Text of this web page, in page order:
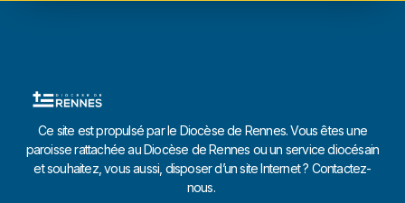
Ce site est propulsé par le Diocèse de Rennes. Vous êtes une
paroisse rattachée au Diocèse de Rennes ou un service diocésain
et souhaitez, vous aussi, disposer d’un site Internet ? Contactez-
nous.